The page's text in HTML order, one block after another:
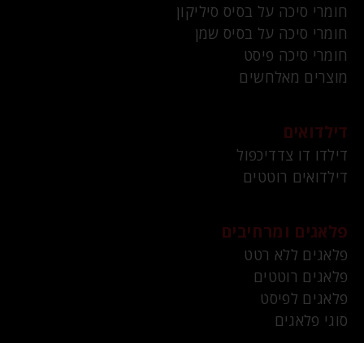
חומרי סיכה על בסיס סיליקון
חומרי סיכה על בסיס שמן
חומרי סיכה פיסט
מוצרים מאלחשים
דילדואים
דילדו דו צדדיכפול
דילדואים רוטטים
פלאגים ומרחיבים
פלאגים ללא רטט
פלאגים רוטטים
פלאגים לפיסט
סוגי פלאגים